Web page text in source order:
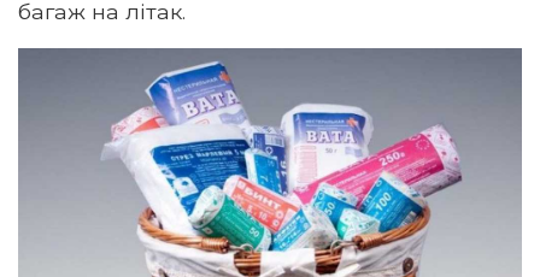
багаж на літак.